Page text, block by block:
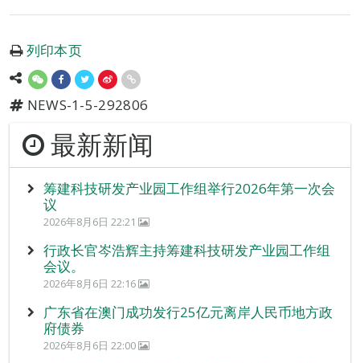
列印本页
NEWS-1-5-292806
最新新闻
筹建科技研发产业园工作组举行2026年第一次会
议
2026年8月6日 22:21
行政长官岑浩辉主持筹建科技研发产业园工作组
会议。
2026年8月6日 22:16
广东省在澳门成功发行25亿元离岸人民币地方政
府债券
2026年8月6日 22:00